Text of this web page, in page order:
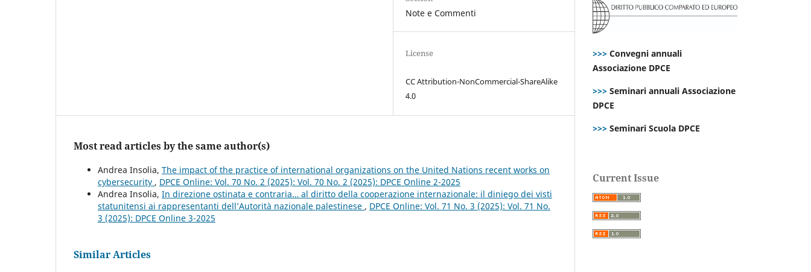
Note e Commenti
License
CC Attribution-NonCommercial-ShareAlike
4.0
Most read articles by the same author(s)
Andrea Insolia, The impact of the practice of international organizations on the United Nations recent works on
cybersecurity , DPCE Online: Vol. 70 No. 2 (2025): Vol. 70 No. 2 (2025): DPCE Online 2-2025
Andrea Insolia, In direzione ostinata e contraria… al diritto della cooperazione internazionale: il diniego dei visti
statunitensi ai rappresentanti dell’Autorità nazionale palestinese , DPCE Online: Vol. 71 No. 3 (2025): Vol. 71 No.
3 (2025): DPCE Online 3-2025
Similar Articles
>>> Convegni annuali
Associazione DPCE
>>> Seminari annuali Associazione
DPCE
>>> Seminari Scuola DPCE
Current Issue